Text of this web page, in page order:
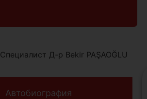
Специалист Д-р Bekir PAŞAOĞLU
Автобиография